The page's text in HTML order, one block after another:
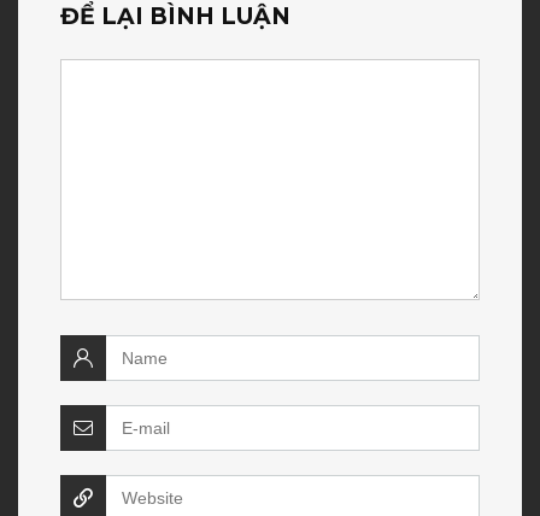
ĐỂ LẠI BÌNH LUẬN